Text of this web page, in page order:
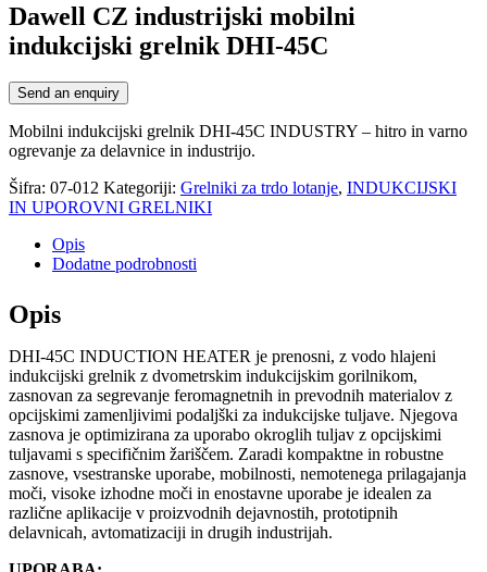
Dawell CZ industrijski mobilni
indukcijski grelnik DHI-45C
Send an enquiry
Mobilni indukcijski grelnik DHI-45C INDUSTRY – hitro in varno
ogrevanje za delavnice in industrijo.
Šifra: 07-012 Kategoriji: Grelniki za trdo lotanje, INDUKCIJSKI
IN UPOROVNI GRELNIKI
Opis
Dodatne podrobnosti
Opis
DHI-45C INDUCTION HEATER je prenosni, z vodo hlajeni
indukcijski grelnik z dvometrskim indukcijskim gorilnikom,
zasnovan za segrevanje feromagnetnih in prevodnih materialov z
opcijskimi zamenljivimi podaljški za indukcijske tuljave. Njegova
zasnova je optimizirana za uporabo okroglih tuljav z opcijskimi
tuljavami s specifičnim žariščem. Zaradi kompaktne in robustne
zasnove, vsestranske uporabe, mobilnosti, nemotenega prilagajanja
moči, visoke izhodne moči in enostavne uporabe je idealen za
različne aplikacije v proizvodnih dejavnostih, prototipnih
delavnicah, avtomatizaciji in drugih industrijah.